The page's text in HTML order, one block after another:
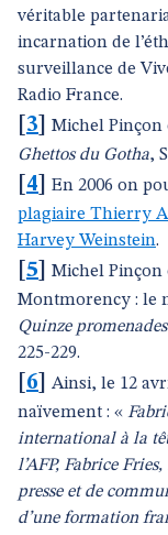
véritable
incarnation de
surveillance de
Radio France.
3 Michel
Ghettos du Gotha,
4 En 2006 on
plagiaire Thierry
Harvey Weinstein.
5
Michel Pinçon
Montmorency : le
Quinze
225-229.
6 Ainsi, le 12
naïvement : «
international à la
l’AFP, Fabrice
presse et de
d’une formation